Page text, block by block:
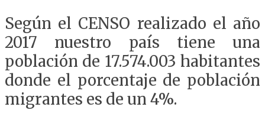
Según el CENSO realizado el año
2017 nuestro país tiene una
población de 17.574.003 habitantes
donde el porcentaje de población
migrantes es de un 4%.